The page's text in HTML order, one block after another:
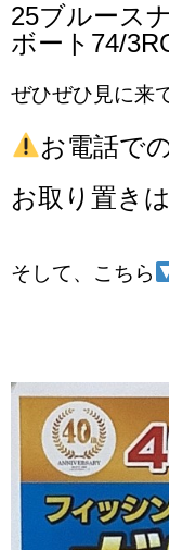
25ブルース
ボート74/
ぜひぜひ見に来
お電話で
お取り置き
そして、こちら